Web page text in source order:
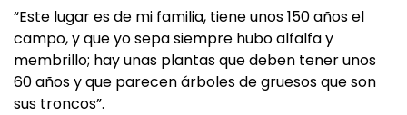
“Este lugar es de mi familia, tiene unos 150 años el
campo, y que yo sepa siempre hubo alfalfa y
membrillo; hay unas plantas que deben tener unos
60 años y que parecen árboles de gruesos que son
sus troncos”.